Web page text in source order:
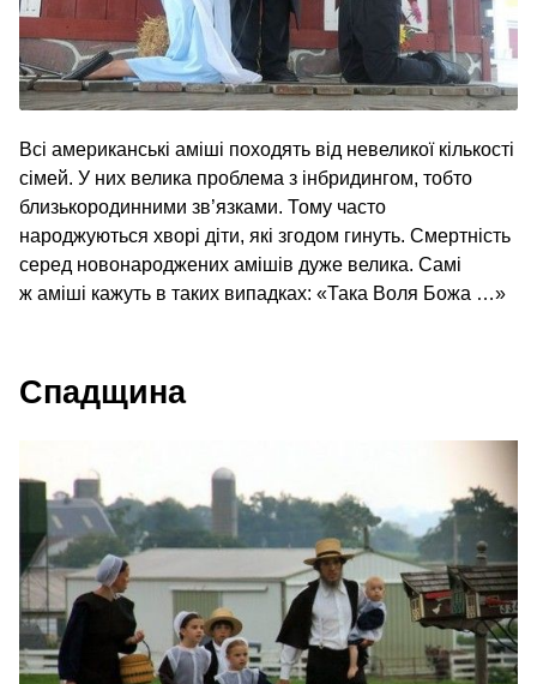
Всі американські аміші походять від невеликої кількості
сімей. У них велика проблема з інбридингом, тобто
близькородинними зв’язками. Тому часто
народжуються хворі діти, які згодом гинуть. Смертність
серед новонароджених амішів дуже велика. Самі
ж аміші кажуть в таких випадках: «Така Воля Божа …»
Спадщина